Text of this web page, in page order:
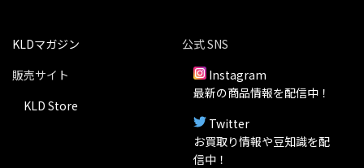
KLDマガジン
販売サイト
KLD Store
公式 SNS
Instagram
最新の商品情報を配信中！
Twitter
お買取り情報や豆知識を配
信中！